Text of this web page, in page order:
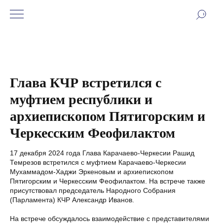
Глава КЧР встретился с
муфтием республики и
архиепископом Пятигорским и
Черкесским Феофилактом
17 декабря 2024 года Глава Карачаево-Черкесии Рашид
Темрезов встретился с муфтием Карачаево-Черкесии
Мухаммадом-Хаджи Эркеновым и архиепископом
Пятигорским и Черкесским Феофилактом. На встрече также
присутствовал председатель Народного Собрания
(Парламента) КЧР Александр Иванов.
На встрече обсуждалось взаимодействие с представителями